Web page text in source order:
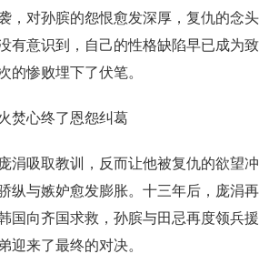
，对孙膑的怨恨愈发深厚，复仇的念头
有意识到，自己的性格缺陷早已成为致
的惨败埋下了伏笔。
焚心终了恩怨纠葛
涓吸取教训，反而让他被复仇的欲望冲
纵与嫉妒愈发膨胀。十三年后，庞涓再
国向齐国求救，孙膑与田忌再度领兵援
迎来了最终的对决。